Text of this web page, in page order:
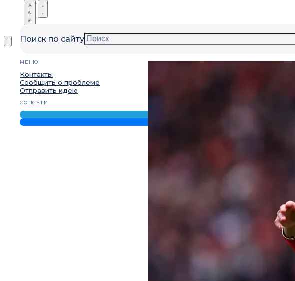
Поиск по сайту
МЕНЮ
Контакты
Сообщить о проблеме
Отправить идею
СОЦСЕТИ